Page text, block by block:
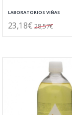
LABORATORIOS VIÑAS
23,18€ 28,57€